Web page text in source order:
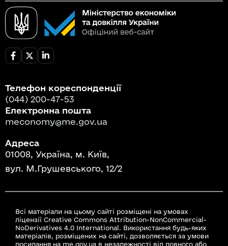
Телефон кореспонденції
(044) 200-47-53
Електронна пошта
meconomy@me.gov.ua
Адреса
01008, Україна, м. Київ,
вул. М.Грушевського, 12/2
Всі матеріали на цьому сайті розміщені на умовах
ліцензії Creative Commons Attribution-NonCommercial-
NoDerivatives 4.0 International. Використання будь-яких
матеріалів, розміщених на сайті, дозволяється за умови
посилання на me.gov.ua в незалежності від повного або